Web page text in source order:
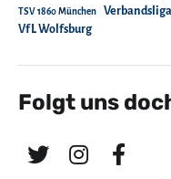
TSV 1860 München Verbandsliga
VfL Wolfsburg
Folgt uns